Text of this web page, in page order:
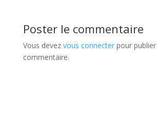
Poster le commentaire
Vous devez vous connecterpour publier
commentaire.